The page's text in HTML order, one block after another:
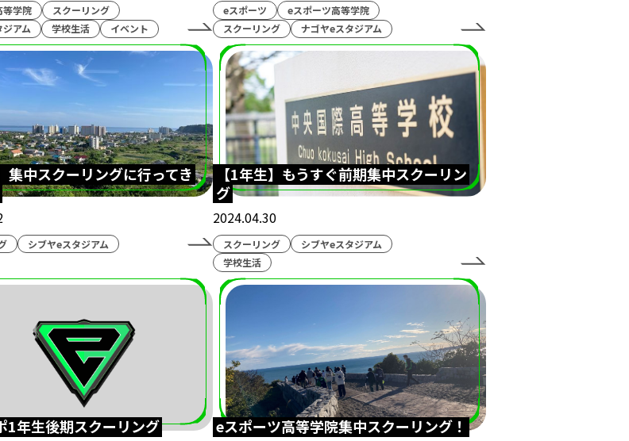
天才こまる アソビマクレ 国際交流 英語
親睦会
ーツ英会話 ゲームトレーニング GT 超入学式
台湾
観戦 パブリックビューイング 太鼓の達人
Apex Legends 東京大学 UTeS 防音室
博多
ルイ 時間割 新学年 ドイツ大使館
ハリーポッター
eスポーツ シャドバ eスポーツ高等学院
ネスフェス
eスタジアム ハカタeスタジアム
eスポーツ高等学院熊本校
浜市 横浜市にぎわいスポーツ文化局 VTuber
部活動
eFootball 呂布カルマ
フ
海外視察
ジアム ナゴヤeスタジアム ヨコハマeスタジアム
大会
メディア掲載情報 イベント FIFA
講師
オンラインコース
等学院
スクーリング
アム
学校生活 イベント
eスポーツ
eスポーツ高等学院
スクーリング
ナゴヤeスタジアム
集中スクーリングに行ってき
シブヤeスタジアム
【1年生】もうすぐ前期集中スクーリン
グ
2024.04.30
スクーリング
シブヤeスタジアム
学校生活
1年生後期スクーリング eスポーツ高等学院集中スクーリング！